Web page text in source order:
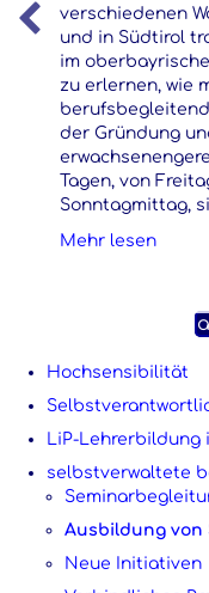
verschiedenen
und in Südtirol
im
zu erlernen, wie
der Gründung
Tagen, von
Sonntagmittag,
Mehr lesenabout
Hochsensibilität
LiP-Lehrerbildung
selbstverwaltete
Ausbildung von
Neue Initiativen